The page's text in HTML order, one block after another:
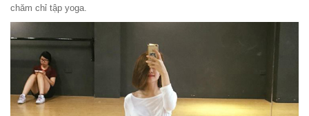
chăm chỉ tập yoga.